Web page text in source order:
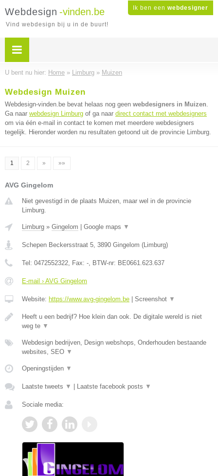
Ik ben een webdesigner
Webdesign -vinden.be
Vind webdesign bij u in de buurt!
U bent nu hier: Home » Limburg » Muizen
Webdesign Muizen
Webdesign-vinden.be bevat helaas nog geen webdesigners in Muizen.
Ga naar webdesign Limburg of ga naar direct contact met webdesigners
om via één e-mail in contact te komen met meerdere webdesigners
tegelijk. Hieronder worden nu resultaten getoond uit de provincie Limburg.
1 2 » »»
AVG Gingelom
Niet gevestigd in de plaats Muizen, maar wel in de provincie
Limburg.
Limburg » Gingelom Google maps ▼
Schepen Beckersstraat 5, 3890 Gingelom (Limburg)
Tel: 0472552322, Fax: -, BTW-nr: BE0661.623.637
E-mail › AVG Gingelom
Website: https://www.avg-gingelom.be Screenshot ▼
Heeft u een bedrijf? Hoe klein dan ook. De digitale wereld is niet
weg te ▼
Webdesign bedrijven, Design webshops, Onderhouden bestaande
websites, SEO ▼
Openingstijden ▼
Laatste tweets ▼ Laatste facebook posts ▼
Sociale media: